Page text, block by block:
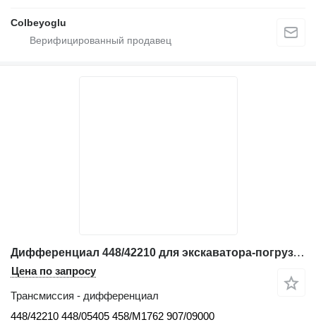
Colbeyoglu
Дифференциал 448/42210 для экскаватора-погрузчика JCB 3CX-4CX
Цена по запросу
Трансмиссия - дифференциал
448/42210 448/05405 458/M1762 907/09000